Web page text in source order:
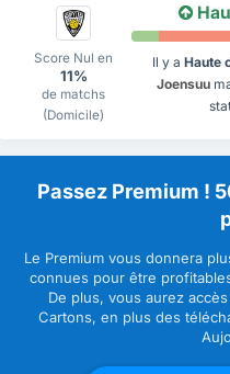
Score Nul en
11%
de matchs
(Domicile)
Il y a Haute
Joensuu
Passez Premium !
Le Premium vous donnera
connues pour être
De plus, vous aurez
Cartons, en plus des